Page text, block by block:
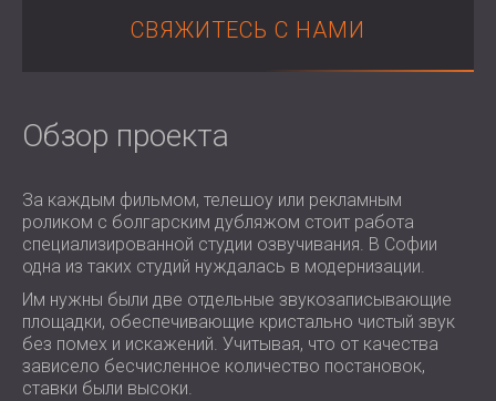
ЗВУКОИЗОЛЯЦИЯ И АКУСТИКА ДЛЯ
ЗВУКОИЗОЛЯЦИЯ И АКУСТИЧЕСКИЕ
ПОМЕЩЕНИЙ
ЗВУКОИЗОЛЯЦИЯ И АКУСТИКА ДЛЯ
ОБРАЗОВАТЕЛЬНЫХ УЧРЕЖДЕНИЙ
SOUND INSULATION AND ACOUSTICS
FOR HEALTH CARE FACILITIES
ЗВУКОИЗОЛЯЦИОННЫЕ И
АКУСТИЧЕСКИЕ РЕШЕНИЯ ДЛЯ
АУДИОЛОГИЧЕСКОЙ ОТРАСЛИ
ЗВУКОИЗОЛЯЦИОННЫЕ И
АКУСТИЧЕСКИЕ РЕШЕНИЯ ДЛЯ
ROMÂNIA (RO)
SOUTH AFRICA (ZA)
СВЯЖИТЕСЬ С НАМИ
Обзор проекта
За каждым фильмом, телешоу или рекламным
роликом с болгарским дубляжом стоит работа
специализированной студии озвучивания. В Софии
одна из таких студий нуждалась в модернизации.
Им нужны были две отдельные звукозаписывающие
площадки, обеспечивающие кристально чистый звук
без помех и искажений. Учитывая, что от качества
зависело бесчисленное количество постановок,
ставки были высоки.